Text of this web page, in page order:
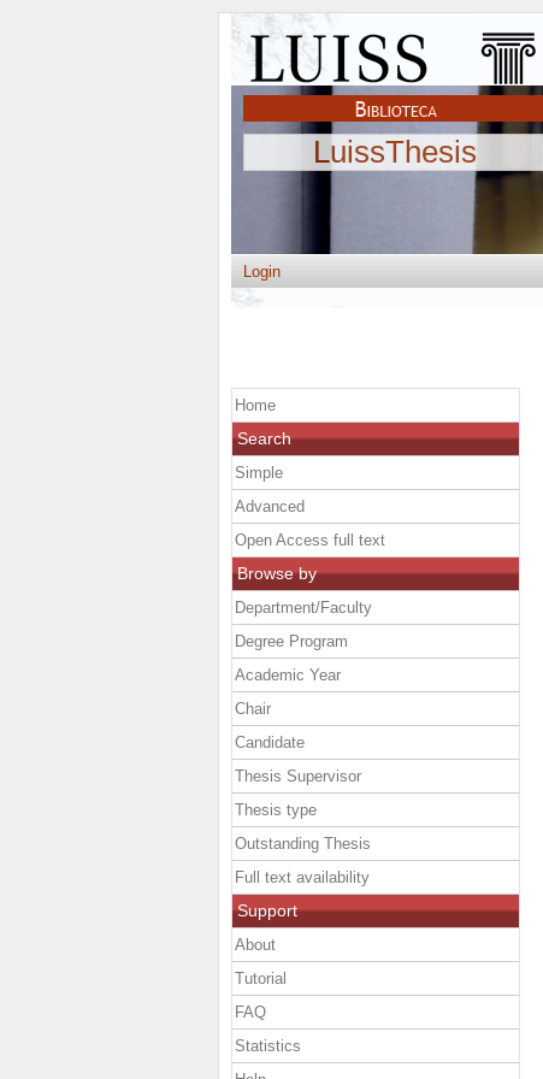
LuissThesis
Login
Home
Search
Simple
Advanced
Open Access full text
Browse by
Department/Faculty
Degree Program
Academic Year
Chair
Candidate
Thesis Supervisor
Thesis type
Outstanding Thesis
Full text availability
Support
About
Tutorial
FAQ
Statistics